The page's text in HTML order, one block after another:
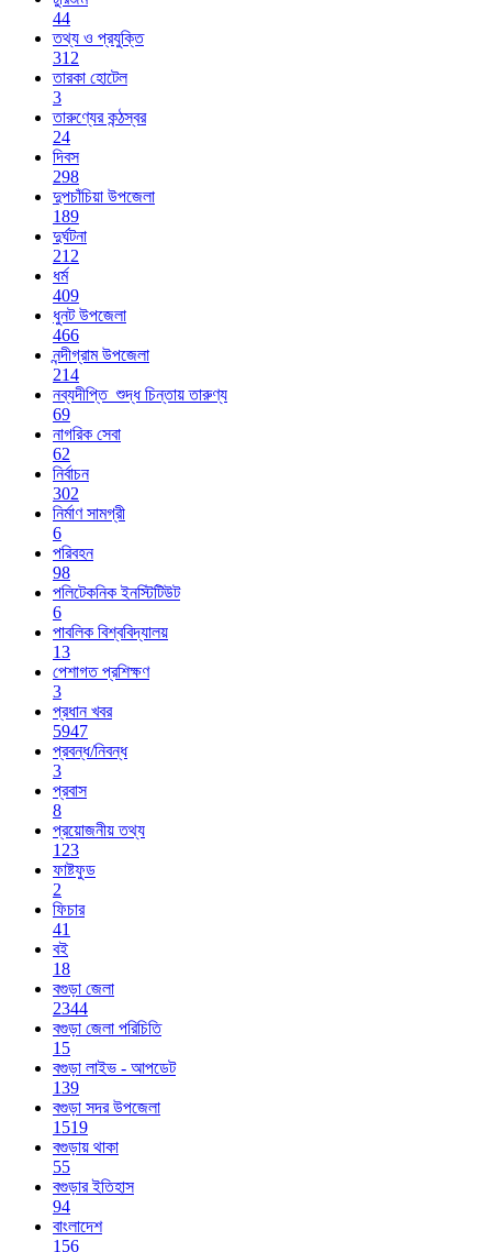
44
তথ্য ও প্রযুক্তি
312
তারকা হোটেল
3
তারুণ্যের কন্ঠস্বর
24
দিবস
298
দুপচাঁচিয়া উপজেলা
189
দুর্ঘটনা
212
ধর্ম
409
ধুনট উপজেলা
466
নন্দীগ্রাম উপজেলা
214
নব্যদীপ্তি_শুদ্ধ চিন্তায় তারুণ্য
69
নাগরিক সেবা
62
নির্বাচন
302
নির্মাণ সামগ্রী
6
পরিবহন
98
পলিটেকনিক ইনস্টিটিউট
6
পাবলিক বিশ্ববিদ্যালয়
13
পেশাগত প্রশিক্ষণ
3
প্রধান খবর
5947
প্রবন্ধ/নিবন্ধ
3
প্রবাস
8
প্রয়োজনীয় তথ্য
123
ফাষ্টফুড
2
ফিচার
41
বই
18
বগুড়া জেলা
2344
বগুড়া জেলা পরিচিতি
15
বগুড়া লাইভ - আপডেট
139
বগুড়া সদর উপজেলা
1519
বগুড়ায় থাকা
55
বগুড়ার ইতিহাস
94
বাংলাদেশ
156